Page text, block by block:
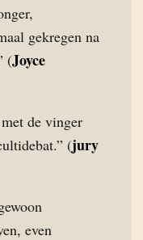
gekregen na
(Joyce
de vinger
(jury
even